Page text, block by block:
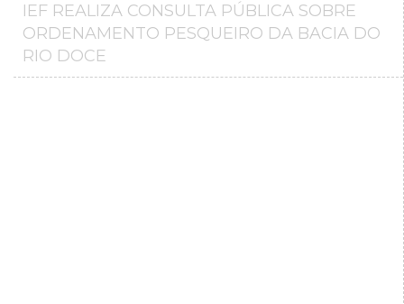
IEF REALIZA CONSULTA PÚBLICA SOBRE
ORDENAMENTO PESQUEIRO DA BACIA DO
RIO DOCE